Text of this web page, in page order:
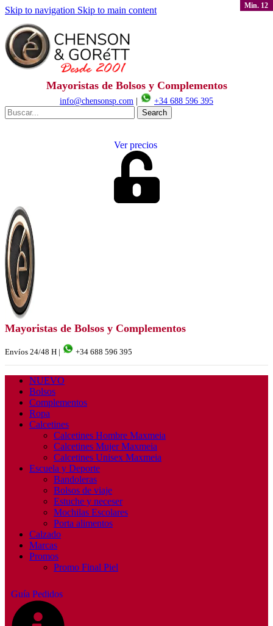
Skip to navigation Skip to main content
Mayoristas de Bolsos y Complementos
info@chensonsp.com
+34 688 596 395
Search
Ver precios
Mayoristas de Bolsos y Complementos
Envíos 24/48 H | +34 688 596 395
NUEVO
Bolsos
Complementos
Ropa
Calcetines
Calcetines Hombre Maxmeia
Calcetines Mujer Maxmeia
Calcetines Unisex Maxmeia
Escuela y Deporte
Bandoleras
Bolsos de viaje
Estuche y neceser
Mochilas Escolares
Porta alimentos
Calzado
Marcas
Promos
Promo Final Piel
Guía Pedidos
Min. 12